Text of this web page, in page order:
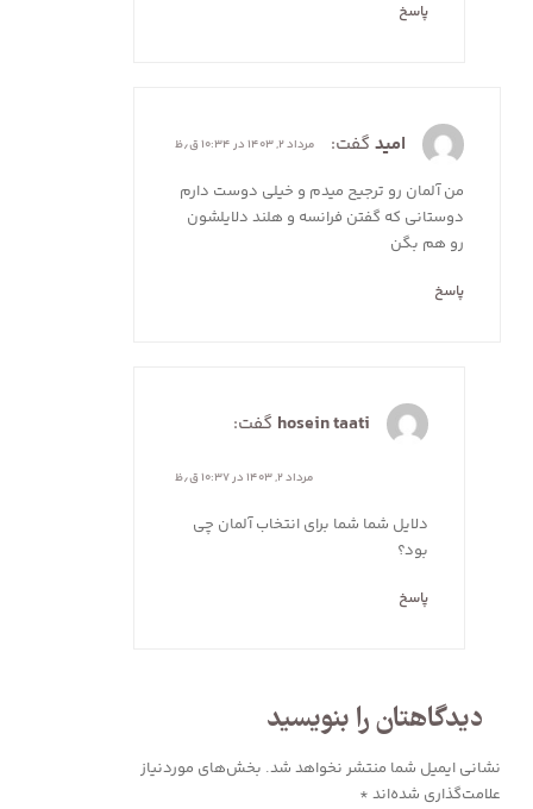
پاسخ
امید گفت: مرداد ۲, ۱۴۰۳ در ۱۰:۳۴ ق٫ظ
من آلمان رو ترجیح میدم و خیلی دوست دارم
دوستانی که گفتن فرانسه و هلند دلایلشون
رو هم بگن
پاسخ
hosein taati گفت:
مرداد ۲, ۱۴۰۳ در ۱۰:۳۷ ق٫ظ
دلایل شما شما برای انتخاب آلمان چی
بود؟
پاسخ
دیدگاهتان را بنویسید
نشانی ایمیل شما منتشر نخواهد شد. بخش‌های موردنیاز
علامت‌گذاری شده‌اند *